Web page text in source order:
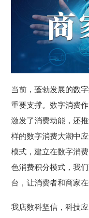
当前，蓬勃发展的数
重要支撑。数字消费
激发了消费动能，还
样的数字消费大潮中
模式，建立在数字消
色消费积分模式，我
台，让消费者和商家
我店数科坚信，科技